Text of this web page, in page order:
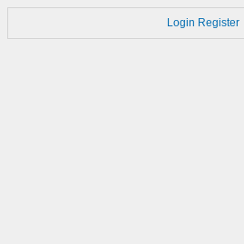
Login Register